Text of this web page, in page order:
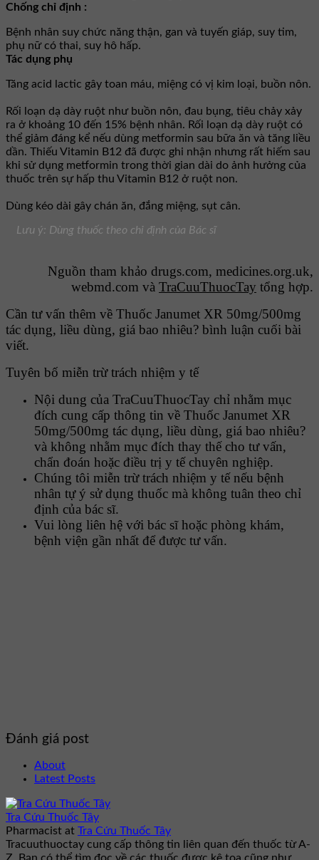
Chống chỉ định :
Bệnh nhân suy chức năng thận, gan và tuyến giáp, suy tim,
phụ nữ có thai, suy hô hấp.
Tác dụng phụ
Tăng acid lactic gây toan máu, miệng có vị kim loại, buồn nôn.
Rối loạn dạ dày ruột như buồn nôn, đau bụng, tiêu chảy xảy
ra ở khoảng 10 đến 15% bệnh nhân. Rối loạn dạ dày ruột có
thể giảm đáng kể nếu dùng metformin sau bữa ăn và tăng liều
dần. Thiếu Vitamin B12 đã được ghi nhận nhưng rất hiếm sau
khi sử dụng metformin trong thời gian dài do ảnh hưởng của
thuốc trên sự hấp thu Vitamin B12 ở ruột non.
Dùng kéo dài gây chán ăn, đắng miệng, sụt cân.
Lưu ý: Dùng thuốc theo chỉ định của Bác sĩ
Nguồn tham khảo drugs.com, medicines.org.uk,
webmd.com và TraCuuThuocTay tổng hợp.
Cần tư vấn thêm về Thuốc Janumet XR 50mg/500mg
tác dụng, liều dùng, giá bao nhiêu? bình luận cuối bài
viết.
Tuyên bố miễn trừ trách nhiệm y tế
Nội dung của TraCuuThuocTay chỉ nhằm mục
đích cung cấp thông tin về Thuốc Janumet XR
50mg/500mg tác dụng, liều dùng, giá bao nhiêu?
và không nhằm mục đích thay thế cho tư vấn,
chẩn đoán hoặc điều trị y tế chuyên nghiệp.
Chúng tôi miễn trừ trách nhiệm y tế nếu bệnh
nhân tự ý sử dụng thuốc mà không tuân theo chỉ
định của bác sĩ.
Vui lòng liên hệ với bác sĩ hoặc phòng khám,
bệnh viện gần nhất để được tư vấn.
Đánh giá post
About
Latest Posts
Tra Cứu Thuốc Tây
Pharmacist at Tra Cứu Thuốc Tây
Tracuuthuoctay cung cấp thông tin liên quan đến thuốc từ A-
Z. Bạn có thể tìm đọc về các thuốc được kê toa cũng như